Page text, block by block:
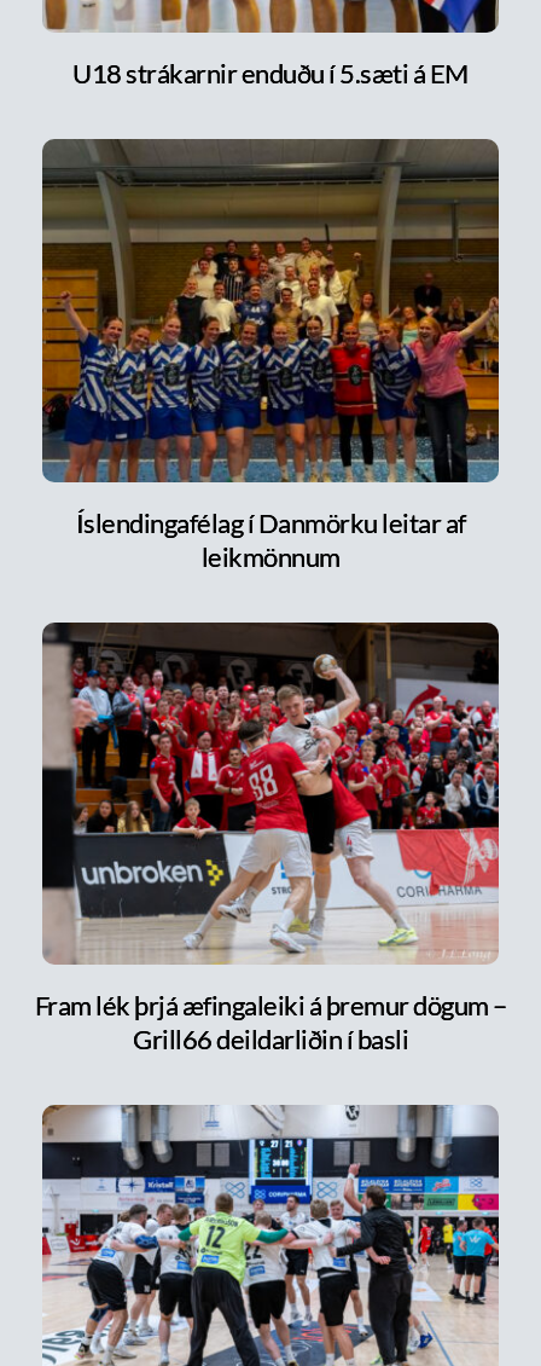
U18 strákarnir enduðu í 5.sæti á EM
Íslendingafélag í Danmörku leitar af
leikmönnum
Fram lék þrjá æfingaleiki á þremur dögum –
Grill66 deildarliðin í basli